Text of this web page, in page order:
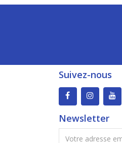
Suivez-nous
Newsletter